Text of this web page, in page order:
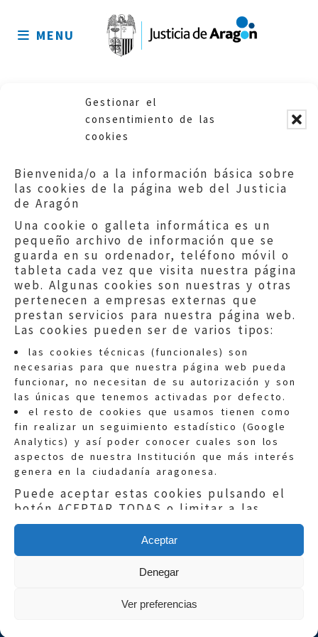
Gestionar el
consentimiento de las
cookies
Bienvenida/o a la información básica sobre
las cookies de la página web del Justicia
de Aragón
Una cookie o galleta informática es un
pequeño archivo de información que se
guarda en su ordenador, teléfono móvil o
tableta cada vez que visita nuestra página
web. Algunas cookies son nuestras y otras
pertenecen a empresas externas que
prestan servicios para nuestra página web.
Las cookies pueden ser de varios tipos:
las cookies técnicas (funcionales) son
necesarias para que nuestra página web pueda
funcionar, no necesitan de su autorización y son
las únicas que tenemos activadas por defecto.
el resto de cookies que usamos tienen como
fin realizar un seguimiento estadístico (Google
Analytics) y así poder conocer cuales son los
aspectos de nuestra Institución que más interés
genera en la ciudadanía aragonesa.
Puede aceptar estas cookies pulsando el
botón ACEPTAR TODAS o limitar a las
necesarias con el botón SÓLO
Si quieres más información, consulta la
POLÍTICA DE COOKIESde nuestra página
Aceptar
Denegar
Ver preferencias
sitio
MENU
No posts were found.
Quejas:quejas@eljusticiadearagon.es
Información general:
informacion@eljusticiadearagon.es
Teléfonos:900 210 210/976 399 354
Aviso legal|Política de privacidad
|
Protección de Datos|Declaración de
Política de cookies
Copyright © 2019El Justicia de Aragón|
Sephor Consulting